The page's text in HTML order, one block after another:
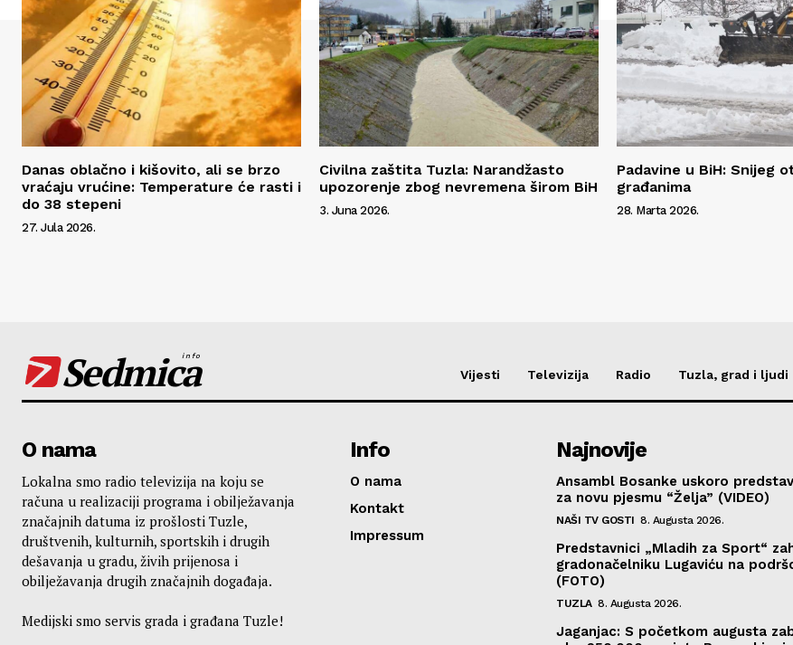
Danas oblačno i kišovito, ali se brzo
vraćaju vrućine: Temperature će rasti i
do 38 stepeni
27. Jula 2026.
Civilna zaštita Tuzla: Narandžasto
upozorenje zbog nevremena širom BiH
3. Juna 2026.
Padavine u BiH: Snijeg
građanima
28. Marta 2026.
Sedmica
info
Vijesti Televizija Radio Tuzla, grad i ljudi
O nama
Lokalna smo radio televizija na koju se
računa u realizaciji programa i obilježavanja
značajnih datuma iz prošlosti Tuzle,
društvenih, kulturnih, sportskih i drugih
dešavanja u gradu, živih prijenosa i
obilježavanja drugih značajnih događaja.
Medijski smo servis grada i građana Tuzle!
Info
O nama
Kontakt
Impressum
Najnovije
Ansambl Bosanke uskoro
za novu pjesmu “Želja” (VIDEO)
NAŠI TV GOSTI 8. Augusta 2026.
Predstavnici „Mladih za Sport“
gradonačelniku Lugaviću na
(FOTO)
TUZLA 8. Augusta 2026.
Jaganjac: S početkom augusta